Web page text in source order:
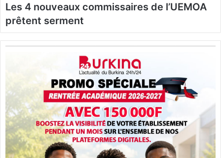
Les 4 nouveaux commissaires de l’UEMOA
prêtent serment